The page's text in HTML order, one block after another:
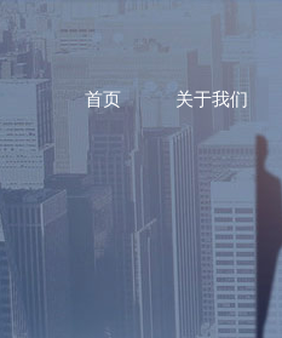
首页 关于我们